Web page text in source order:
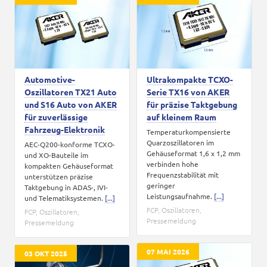
Kontakt
Automotive-
Oszillatoren TX21 Auto
und S16 Auto von AKER
für zuverlässige
Fahrzeug-Elektronik
AEC-Q200-konforme TCXO-
und XO-Bauteile im
kompakten Gehäuseformat
unterstützen präzise
Taktgebung in ADAS-, IVI-
und Telematiksystemen. [...]
FCP, Oszillatoren
Pressemeldung
Ultrakompakte TCXO-
Serie TX16 von AKER
für präzise Taktgebung
auf kleinem Raum
Temperaturkompensierte
Quarzoszillatoren im
Gehäuseformat 1,6 x 1,2 mm
verbinden hohe
Frequenzstabilität mit
geringer
Leistungsaufnahme. [...]
FCP, Oszillatoren
Pressemeldung
07 MAI 2026
03 OKT 2025